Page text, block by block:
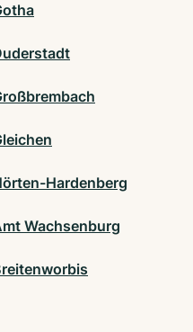
Hardenberg
Wachsenburg